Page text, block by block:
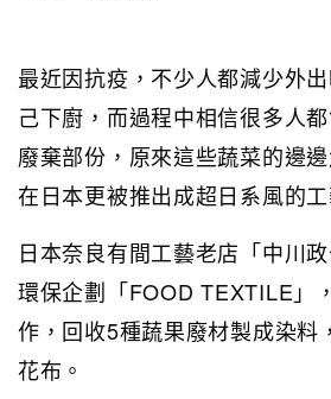
最近因抗疫，不少人都減少外
己下廚，而過程中相信很多人
廢棄部份，原來這些蔬菜的邊
在日本更被推出成超日系風的工
日本奈良有間工藝老店「中川
環保企劃「FOOD TEXTILE」
作，回收5種蔬果廢材製成染料
花布。